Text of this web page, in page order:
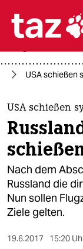
themen
politik
öko
gesellschaft
kultur
sport
USA schießen
USA schießen
Nach dem
Russland die
Nun sollen
Ziele gelten.
19.6.2017 15:20